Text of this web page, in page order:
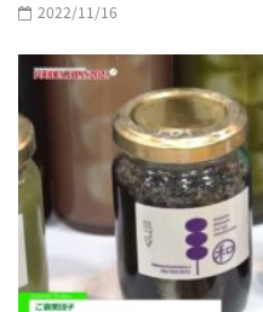
2022/11/16